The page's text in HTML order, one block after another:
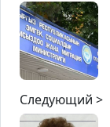
Следующий >